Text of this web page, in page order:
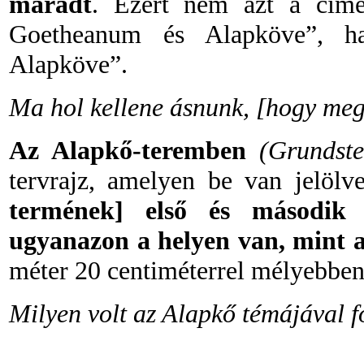
Goetheanum és Alapköve”,
Alapköve”.
Ma hol kellene ásnunk, [hogy
Az Alapkő-teremben
tervrajz, amelyen be van
termének] első és második
ugyanazon a helyen van, mint
méter 20 centiméterrel
Milyen volt az Alapkő témájával